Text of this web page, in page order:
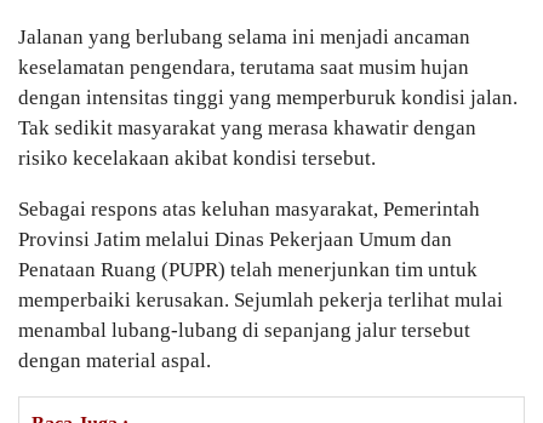
Jalanan yang berlubang selama ini menjadi ancaman
keselamatan pengendara, terutama saat musim hujan
dengan intensitas tinggi yang memperburuk kondisi jalan.
Tak sedikit masyarakat yang merasa khawatir dengan
risiko kecelakaan akibat kondisi tersebut.
Sebagai respons atas keluhan masyarakat, Pemerintah
Provinsi Jatim melalui Dinas Pekerjaan Umum dan
Penataan Ruang (PUPR) telah menerjunkan tim untuk
memperbaiki kerusakan. Sejumlah pekerja terlihat mulai
menambal lubang-lubang di sepanjang jalur tersebut
dengan material aspal.